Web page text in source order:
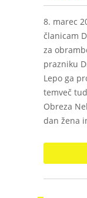
8. marec
članicam
za
prazniku
Lepo ga
temveč
Obreza
dan žena